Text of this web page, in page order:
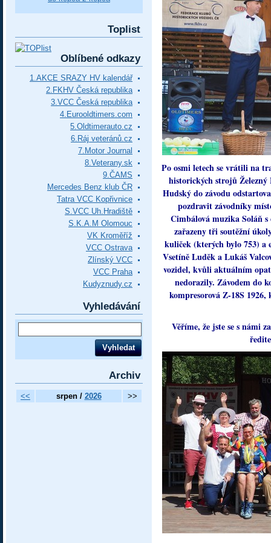
Po osmi letech se vrátili na
historických strojů
Hudský do závodu
pozdravit závodníky
Cimbálová muzika Soláň
zařazeny tři soutěžní
kuliček (kterých bylo 753) a
Vsetíně Luděk a Lukáš
vozidel, kvůli aktuálním
nedorazily. Závodem do
kompresorová Z-18S
Věříme, že jste se s námi
Toplist
Oblíbené odkazy
1.AKCE SRAZY HV kalendář
2.FKHV Česká republika
3.VCC Česká republika
4.Eurooldtimers.com
5.Oldtimerauto.cz
6.Ráj veteránů.cz
7.Motor Journal
8.Veterany.sk
9.ČAMS
Mercedes Benz klub ČR
Tatra VCC Kopřivnice
S.VCC Uh.Hradiště
S.K.A.M Olomouc
VK Kroměříž
VCC Ostrava
Zlínský VCC
VCC Praha
Kudyznudy.cz
Vyhledávání
Archiv
<< srpen / 2026 >>